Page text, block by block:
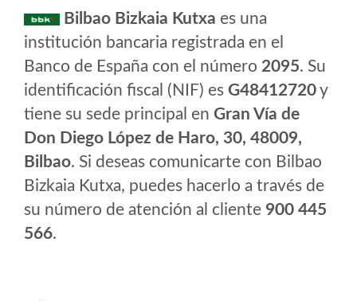
Bilbao Bizkaia Kutxa es una
institución bancaria registrada en el
Banco de España con el número 2095. Su
identificación fiscal (NIF) es G48412720y
tiene su sede principal en Gran Vía de
Don Diego López de Haro, 30, 48009,
Bilbao. Si deseas comunicarte con Bilbao
Bizkaia Kutxa, puedes hacerlo a través de
su número de atención al cliente 900 445
566.